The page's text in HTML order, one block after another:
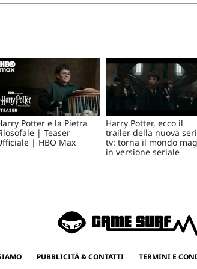
Potter e la Pietra
| Teaser
| HBO Max
Harry Potter, ecco il
trailer della nuova
tv: torna il mondo
in versione seriale
PUBBLICITÀ & CONTATTI TERMINI E